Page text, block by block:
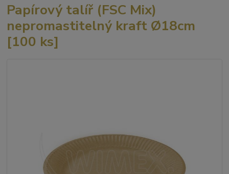
Papírový talíř (FSC Mix)
nepromastitelný kraft Ø18cm
[100 ks]